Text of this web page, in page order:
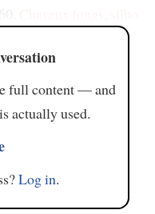
full content — and
actually used.
Log in.